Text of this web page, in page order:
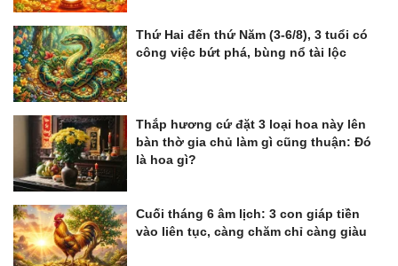
Thứ Hai đến thứ Năm (3-6/8), 3 tuổi có
công việc bứt phá, bùng nổ tài lộc
Thắp hương cứ đặt 3 loại hoa này lên
bàn thờ gia chủ làm gì cũng thuận: Đó
là hoa gì?
Cuối tháng 6 âm lịch: 3 con giáp tiền
vào liên tục, càng chăm chỉ càng giàu